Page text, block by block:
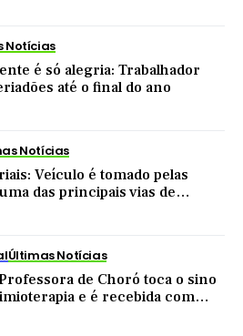
Notícias
é só alegria: Trabalhador
até o final do ano
Notícias
Veículo é tomado pelas
das principais vias de
Últimas Notícias
de Choró toca o sino
e é recebida com